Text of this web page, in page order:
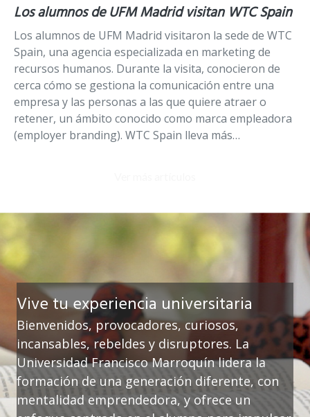
Los alumnos de UFM Madrid visitan WTC Spain
Los alumnos de UFM Madrid visitaron la sede de WTC
Spain, una agencia especializada en marketing de
recursos humanos. Durante la visita, conocieron de
cerca cómo se gestiona la comunicación entre una
empresa y las personas a las que quiere atraer o
retener, un ámbito conocido como marca empleadora
(employer branding). WTC Spain lleva más…
Vive tu experiencia universitaria
Bienvenidos, provocadores, curiosos,
incansables, rebeldes y disruptores. La
Universidad Francisco Marroquín lidera la
formación de una generación diferente, con
mentalidad emprendedora, y ofrece un